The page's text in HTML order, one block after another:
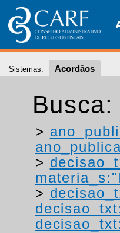
Sistemas: Acordãos
Busca:
>
>
>